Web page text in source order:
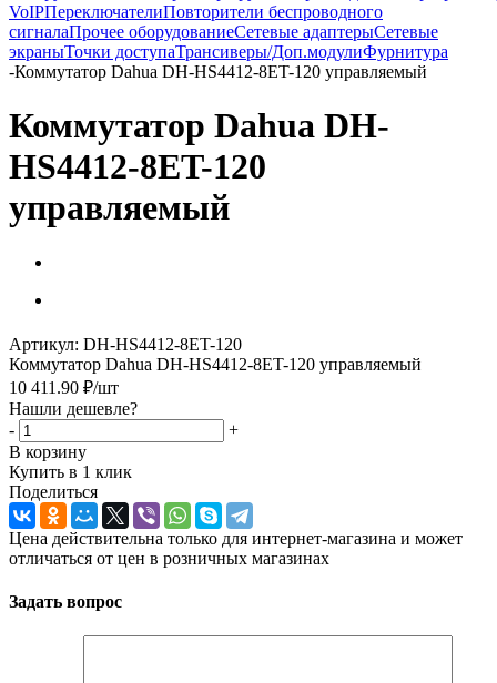
VoIPПереключателиПовторители беспроводного
сигналаПрочее оборудованиеСетевые адаптерыСетевые
экраныТочки доступаТрансиверы/Доп.модулиФурнитура
-Коммутатор Dahua DH-HS4412-8ET-120 управляемый
Коммутатор Dahua DH-
HS4412-8ET-120
управляемый
Артикул: DH-HS4412-8ET-120
Коммутатор Dahua DH-HS4412-8ET-120 управляемый
10 411.90 ₽/шт
Нашли дешевле?
-
+
В корзину
Купить в 1 клик
Поделиться
Цена действительна только для интернет-магазина и может
отличаться от цен в розничных магазинах
Задать вопрос